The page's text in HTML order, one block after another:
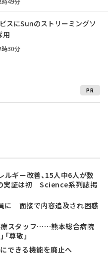
スにSunのストリーミングソ
用
30分
PR
ルギー改善、15人中6人が数
実証は初 Science系列誌掲
に 面接で内容追及され困惑
療スタッフ……熊本総合病院
尊敬」
できる機能を廃止へ